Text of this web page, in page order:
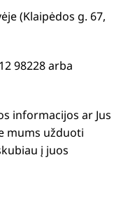
(Klaipėdos g. 67,
98228 arba
informacijos ar Jus
mums užduoti
į juos